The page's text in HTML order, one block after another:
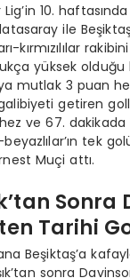
10.
ile
kırmızılılar
yüksek olduğu
mutlak 3 puan
getiren
ve 67.
tek
Muçi attı.
Sonra
Tarihi
Beşiktaş’a
sonra